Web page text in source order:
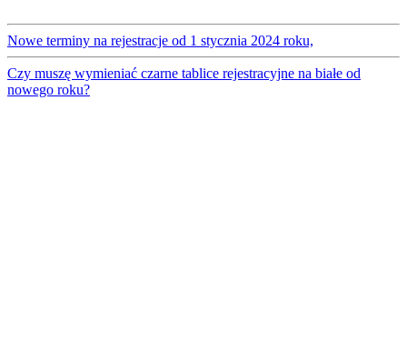
Nowe terminy na rejestracje od 1 stycznia 2024 roku,
Czy muszę wymieniać czarne tablice rejestracyjne na białe od
nowego roku?